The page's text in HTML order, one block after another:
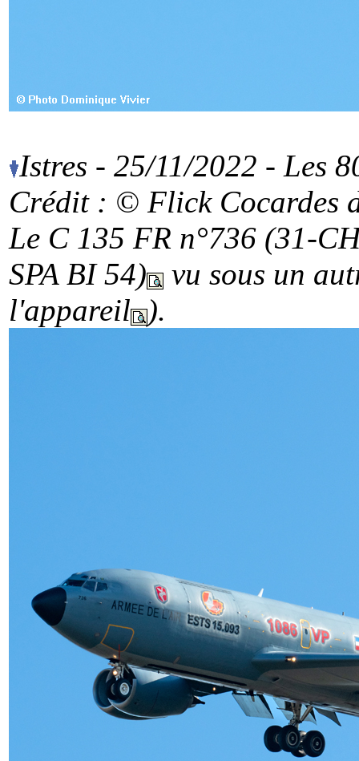
Istres - 25/11/2022 - Les
Crédit : © Flick Cocardes
Le C 135 FR n°736 (31-
SPA BI 54)
vu sous un
l'appareil
).